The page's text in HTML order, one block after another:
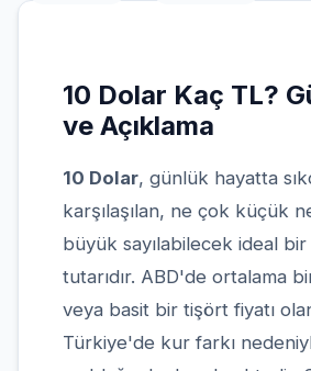
10 Dolar Kaç TL?
ve Açıklama
10 Dolar, günlük hayatta
karşılaşılan, ne çok küçük
büyük sayılabilecek ideal bir
tutarıdır. ABD'de ortalama
veya basit bir tişört fiyatı
Türkiye'de kur farkı